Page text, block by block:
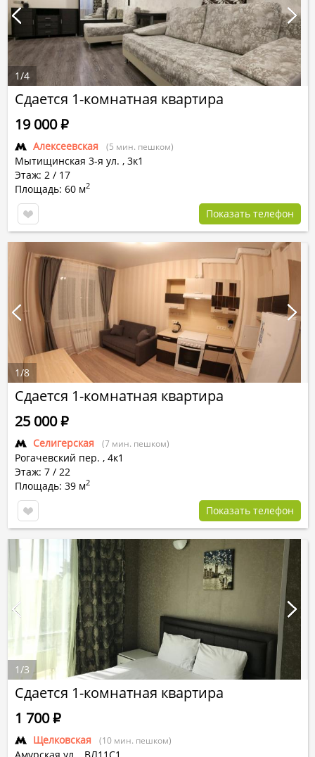
Сдается 1-комнатная квартира
Алексеевская (5 мин. пешком)
Мытищинская 3-я ул. , 3к1
Этаж: 2 / 17
Площадь: 60 м2
19 000Р
Показать телефон
1/4
Сдается 1-комнатная квартира
Селигерская (7 мин. пешком)
Рогачевский пер. , 4к1
Этаж: 7 / 22
Площадь: 39 м2
25 000Р
Показать телефон
1/8
Сдается 1-комнатная квартира
Щелковская (10 мин. пешком)
1 700Р
1/3